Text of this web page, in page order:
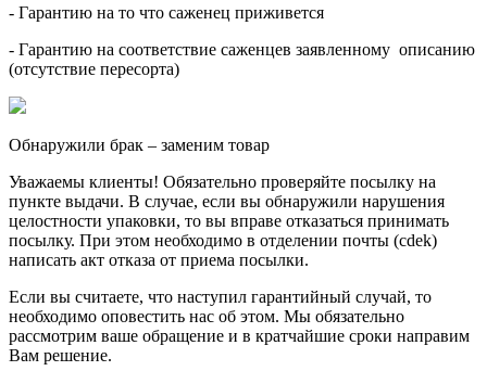
- Гарантию на то что саженец приживется
- Гарантию на соответствие саженцев заявленному описанию
(отсутствие пересорта)
Обнаружили брак – заменим товар
Уважаемы клиенты! Обязательно проверяйте посылку на
пункте выдачи. В случае, если вы обнаружили нарушения
целостности упаковки, то вы вправе отказаться принимать
посылку. При этом необходимо в отделении почты (cdek)
написать акт отказа от приема посылки.
Если вы считаете, что наступил гарантийный случай, то
необходимо оповестить нас об этом. Мы обязательно
рассмотрим ваше обращение и в кратчайшие сроки направим
Вам решение.